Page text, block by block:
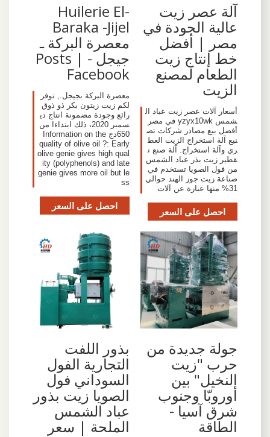
آلة عصر زيت
عالية الجودة في
مصر | أفضل
خط إنتاج زيت
الطعام لمصنع
الزيت
أسعار آلات عصر زيت عباد ال
شمس yzyx10wk في مصر
أفضل بيع مصادر شركات تص
نيع آلة استخراج الزيت العط
ري وآلة استخراج. آلة صنع ت
قطير زيت بذر عباد الشمس
من فول الصويا تستخدم في
صناعة زيت جوز الهند حوالي
31% منها عبارة عن آلات
احصل على السعر
‫Huilerie El-
Baraka -Jijel
معصرة البركة ـ
جيجل - Posts |
Facebook‬
معصرة البركة بجيجل., توفر
لكم زيت زيتون بكر ذو ذوق
رائع وجودة مضمونة انتاج دي
سمبر 2020، ذلك ابتداءا من
650دج Information on the
quality of olive oil ?: Early
olive genie gives high qual
ity (polyphenols) and late
genie gives more oil but le
ss
احصل على السعر
جولة جديدة من
حرب "زيت
النخيل" بين
أوروبّا وجنوب
شرق آسيا -
الطاقة
بذور اللفت
التجارية الفول
السوداني فول
الصويا زيت بذور
عباد الشمس
الملحة | سعر